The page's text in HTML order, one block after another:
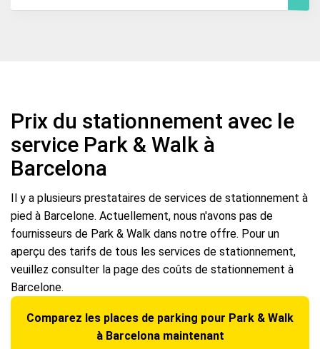
Prix du stationnement avec le
service Park & Walk à
Barcelona
Il y a plusieurs prestataires de services de stationnement à
pied à Barcelone. Actuellement, nous n'avons pas de
fournisseurs de Park & Walk dans notre offre. Pour un
aperçu des tarifs de tous les services de stationnement,
veuillez consulter la page des coûts de stationnement à
Barcelone.
Comparez les places de parking pour Park & Walk
à Barcelona maintenant